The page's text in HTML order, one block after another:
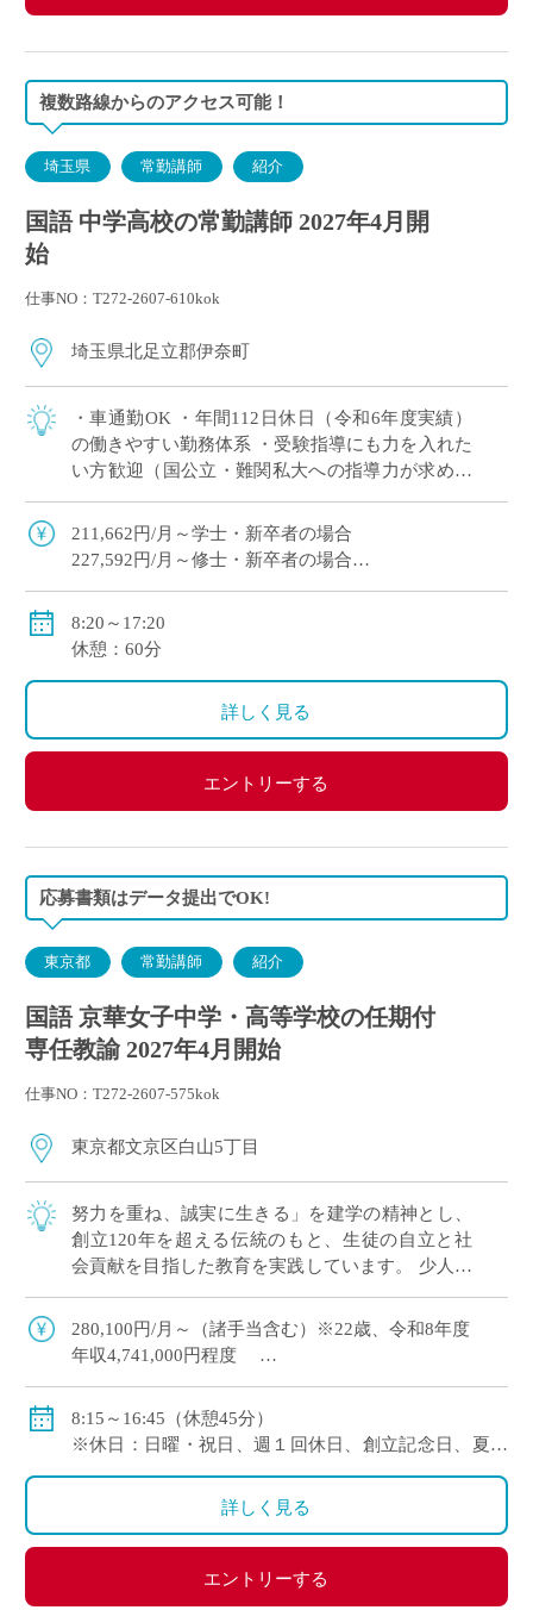
複数路線からのアクセス可能！
埼玉県 常勤講師 紹介
国語 中学高校の常勤講師 2027年4月開
始
仕事NO：T272-2607-610kok
埼玉県北足立郡伊奈町
・車通勤OK ・年間112日休⽇（令和6年度実績）
の働きやすい勤務体系 ・受験指導にも力を入れた
い方歓迎（国公立・難関私大への指導力が求めら
211,662円/月～学士・新卒者の場合
227,592円/月～修士・新卒者の場合
●その他手当：扶養手当・職務手当・役職手当
●保険等：私学共済、労災保険、雇用保険
8:20～17:20
休憩：60分
詳しく見る
エントリーする
応募書類はデータ提出でOK!
東京都 常勤講師 紹介
国語 京華女子中学・高等学校の任期付
専任教諭 2027年4月開始
仕事NO：T272-2607-575kok
東京都文京区白山5丁目
努力を重ね、誠実に生きる」を建学の精神とし、
創立120年を超える伝統のもと、生徒の自立と社
会貢献を目指した教育を実践しています。 少人数
な指導を実施し、 高校ではそれぞれの志 […]
280,100円/月～（諸手当含む）※22歳、令和8年度
年収4,741,000円程度
【モデル給与】30歳：月給 353,010円（基本給324,700
円） 年収5,989,000円程度
・通勤手当：有り（5万円まで）
・その他手当：有り
8:15～16:45（休憩45分）
※休日：日曜・祝日、週１回休日、創立記念日、夏季
※年間休日数126日（令和8年度）
詳しく見る
エントリーする